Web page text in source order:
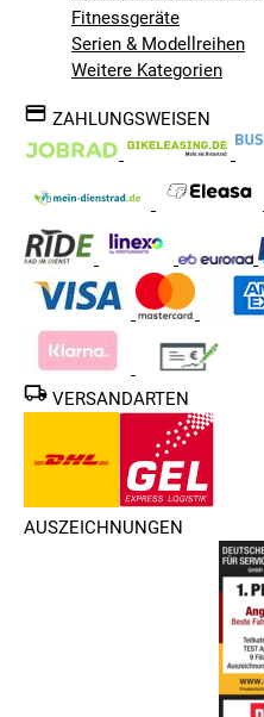
Fitnessgeräte
Serien & Modellreihen
Weitere Kategorien
ZAHLUNGSWEISEN
VERSANDARTEN
AUSZEICHNUNGEN